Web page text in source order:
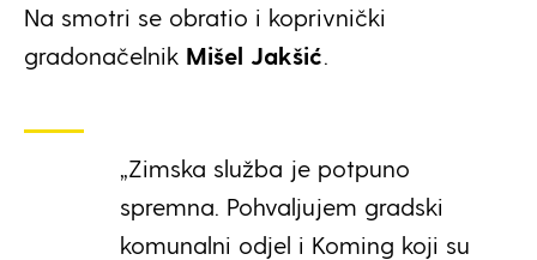
Na smotri se obratio i koprivnički
gradonačelnik Mišel Jakšić
„Zimska služba je potpuno
spremna. Pohvaljujem gradski
komunalni odjel i Koming koji su